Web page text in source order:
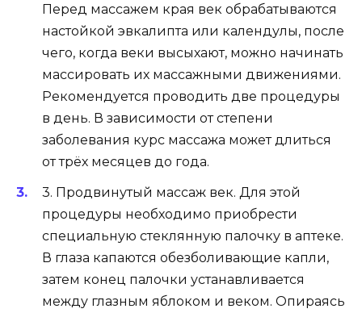
Перед массажем края век обрабатываются
настойкой эвкалипта или календулы, после
чего, когда веки высыхают, можно начинать
массировать их массажными движениями.
Рекомендуется проводить две процедуры
в день. В зависимости от степени
заболевания курс массажа может длиться
от трёх месяцев до года.
3. Продвинутый массаж век. Для этой
процедуры необходимо приобрести
специальную стеклянную палочку в аптеке.
В глаза капаются обезболивающие капли,
затем конец палочки устанавливается
между глазным яблоком и веком. Опираясь